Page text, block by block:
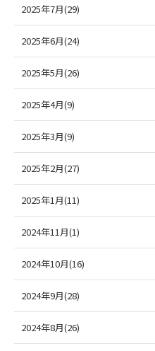
2025年7月(29)
2025年6月(24)
2025年5月(26)
2025年4月(9)
2025年3月(9)
2025年2月(27)
2025年1月(11)
2024年11月(1)
2024年10月(16)
2024年9月(28)
2024年8月(26)